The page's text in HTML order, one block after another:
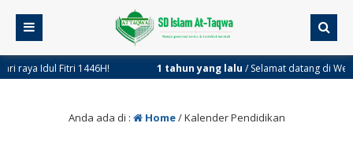
Idul Fitri 1446H! 1 tahun yang lalu/ Selamat datang di Website
Anda ada di : Home/Kalender Pendidikan